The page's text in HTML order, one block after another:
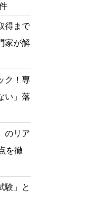
得まで
家が解
ク！専
い」落
のリア
を徹
験」と